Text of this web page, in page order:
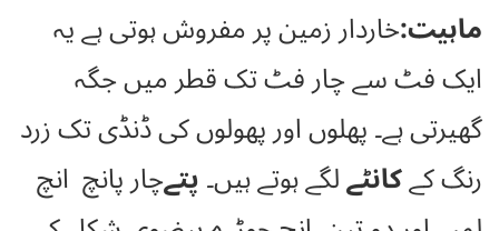
ماہیت:خاردار زمین پر مفروش ہوتی ہے یہ
ایک فٹ سے چار فٹ تک قطر میں جگہ
گھیرتی ہے۔ پھلوں اور پھولوں کی ڈنڈی تک زرد
رنگ کےکانٹےلگے ہوتے ہیں۔پتےچار پانچ انچ